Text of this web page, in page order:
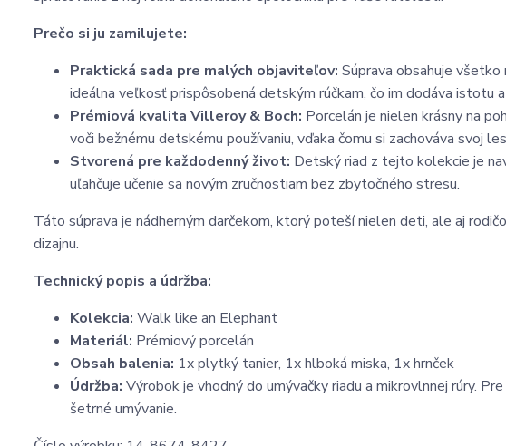
Prečo si ju zamilujete:
Praktická sada pre malých objaviteľov: Súprava obsahuje
ideálna veľkosť prispôsobená detským rúčkam, čo im dodáva istotu
Prémiová kvalita Villeroy & Boch: Porcelán je nielen krásny na
voči bežnému detskému používaniu, vďaka čomu si zachováva svoj
Stvorená pre každodenný život: Detský riad z tejto kolekcie je
uľahčuje učenie sa novým zručnostiam bez zbytočného stresu.
Táto súprava je nádherným darčekom, ktorý poteší nielen deti, ale aj
dizajnu.
Technický popis a údržba:
Kolekcia: Walk like an Elephant
Materiál: Prémiový porcelán
Obsah balenia: 1x plytký tanier, 1x hlboká miska, 1x hrnček
Údržba: Výrobok je vhodný do umývačky riadu a mikrovlnnej rúry.
šetrné umývanie.